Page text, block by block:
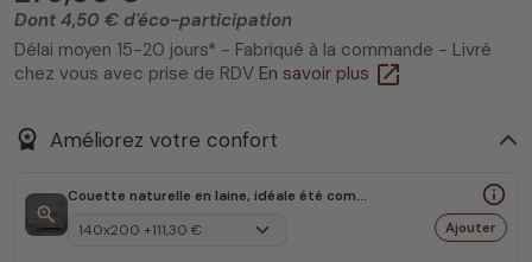
Dont 4,50 € d'éco-participation
Délai moyen 15-20 jours* - Fabriqué à la commande - Livré
chez vous avec prise de RDV En savoir plus open_in_new
workspace_premium Améliorez votre confort
zoom_in
Couette naturelle en laine, idéale été comme hiver info_outline
Ajouter